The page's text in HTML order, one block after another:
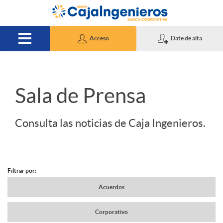
Saltar al contenido principal
Acceso Date de alta
S
Sala de Prensa
Consulta las noticias de Caja Ingenieros.
N
Filtrar por:
Acuerdos
Corporativo